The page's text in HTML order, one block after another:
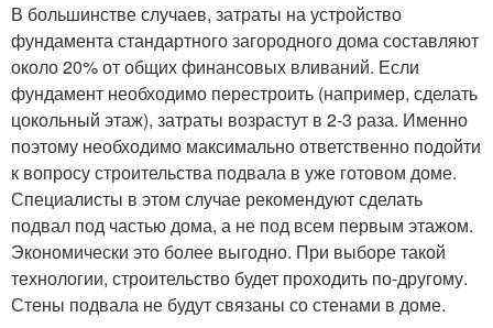
В большинстве случаев, затраты на устройство
фундамента стандартного загородного дома составляют
около 20% от общих финансовых вливаний. Если
фундамент необходимо перестроить (например, сделать
цокольный этаж), затраты возрастут в 2-3 раза. Именно
поэтому необходимо максимально ответственно подойти
к вопросу строительства подвала в уже готовом доме.
Специалисты в этом случае рекомендуют сделать
подвал под частью дома, а не под всем первым этажом.
Экономически это более выгодно. При выборе такой
технологии, строительство будет проходить по-другому.
Стены подвала не будут связаны со стенами в доме.